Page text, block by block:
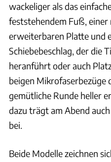
wackeliger als das
feststehendem Fuß,
erweiterbaren Platte und
Schiebebeschlag, der die
heranführt oder auch
beigen Mikrofaserbezüge
gemütliche Runde heller
dazu trägt am Abend
bei.
Beide Modelle zeichnen